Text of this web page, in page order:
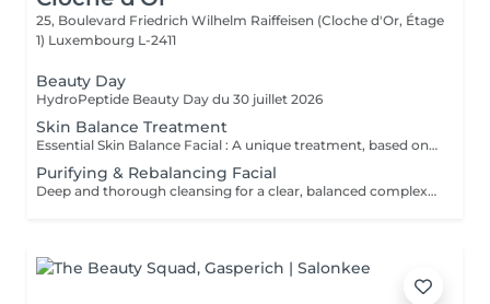
25, Boulevard Friedrich Wilhelm Raiffeisen (Cloche d'Or, Étage
1) Luxembourg L-2411
Beauty Day
HydroPeptide Beauty Day du 30 juillet 2026
Skin Balance Treatment
Essential Skin Balance Facial : A unique treatment, based on the Swiss brand Méthode Physiodermie, designed to rebalance the skin and restore its natural beauty. The complexion appears revitalised, radiant and soft. Essential Skin Balance Facial Expert : This treatment, based on the Swiss brand Méthode Physiodermie, is fully customised to address individual skin concerns through a perfect synergy between high-performance active ingredients and the Physiodermie treatment techniques. It works deeply within the skin to deliver long-lasting results. A bespoke treatment for visibly transformed skin.
Purifying & Rebalancing Facial
Deep and thorough cleansing for a clear, balanced complexion, using Aqua Peeling and Aqua Dermabrasion technology.